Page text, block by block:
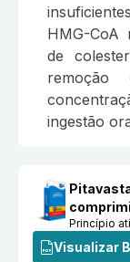
HMG-CoA
de
ingestão
Princípio
Visualizar